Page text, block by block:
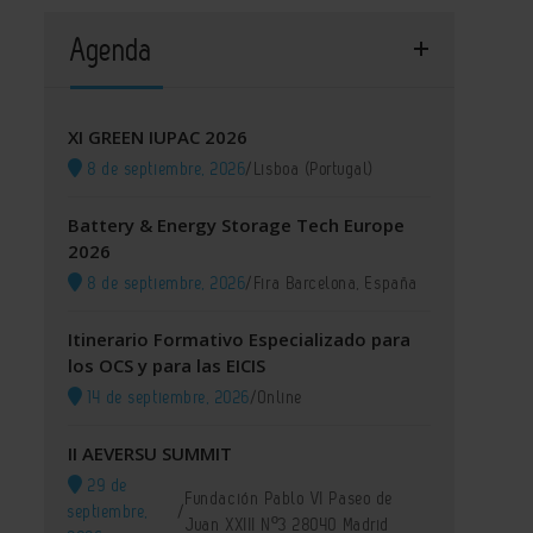
Agenda
XI GREEN IUPAC 2026
8 de septiembre, 2026/Lisboa (Portugal)
Battery & Energy Storage Tech Europe
2026
8 de septiembre, 2026/Fira Barcelona, España
Itinerario Formativo Especializado para
los OCS y para las EICIS
14 de septiembre, 2026/Online
II AEVERSU SUMMIT
29 de
septiembre,
/
Fundación Pablo VI Paseo de
Juan XXIII Nº3 28040 Madrid